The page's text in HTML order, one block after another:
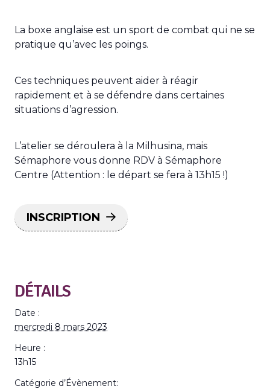
La boxe anglaise est un sport de combat qui ne se
pratique qu’avec les poings.
Ces techniques peuvent aider à réagir
rapidement et à se défendre dans certaines
situations d’agression.
L’atelier se déroulera à la Milhusina, mais
Sémaphore vous donne RDV à Sémaphore
Centre (Attention : le départ se fera à 13h15 !)
INSCRIPTION
DÉTAILS
Date :
mercredi 8 mars 2023
Heure :
13h15
Catégorie d’Évènement: